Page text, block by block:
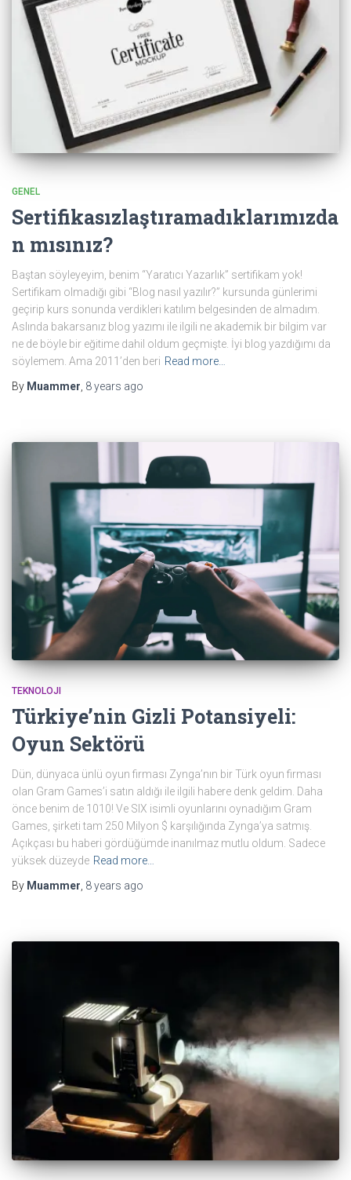
GENEL
Sertifikasızlaştıramadıklarımızda
n mısınız?
Baştan söyleyeyim, benim “Yaratıcı Yazarlık” sertifikam yok!
Sertifikam olmadığı gibi “Blog nasıl yazılır?” kursunda günlerimi
geçirip kurs sonunda verdikleri katılım belgesinden de almadım.
Aslında bakarsanız blog yazımı ile ilgili ne akademik bir bilgim var
ne de böyle bir eğitime dahil oldum geçmişte. İyi blog yazdığımı da
söylemem. Ama 2011’den beri Read more…
By Muammer 8 years ago
TEKNOLOJI
Türkiye’nin Gizli Potansiyeli:
Oyun Sektörü
Dün, dünyaca ünlü oyun firması Zynga’nın bir Türk oyun firması
olan Gram Games’i satın aldığı ile ilgili habere denk geldim. Daha
önce benim de 1010! Ve SIX isimli oyunlarını oynadığım Gram
Games, şirketi tam 250 Milyon $ karşılığında Zynga’ya satmış.
Açıkçası bu haberi gördüğümde inanılmaz mutlu oldum. Sadece
yüksek düzeyde Read more…
By Muammer 8 years ago